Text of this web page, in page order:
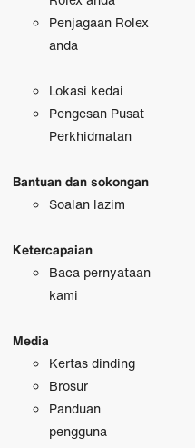
Penjagaan Rolex
anda
Lokasi kedai
Pengesan Pusat
Perkhidmatan
Bantuan dan sokongan
Soalan lazim
Ketercapaian
Baca pernyataan
kami
Media
Kertas dinding
Brosur
Panduan
pengguna